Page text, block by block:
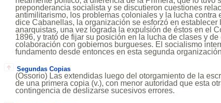
preponderancia socialista y se discutieron cuestiones
antimilitarismo, los problemas coloniales y la lucha contra
dice Cabanellas, la organización se esforzó en
anarquistas, una vez lograda la expulsión de éstos en el
1896, y trató de fijar su posición en la lucha de clases y
colaboración con gobiernos burgueses. El socialismo
fundamento desde entonces en esta segunda
Segundas Copias
(Ossorio) Las extendidas luego del otorgamiento de la
de una primera copia (v.), con menor autoridad que esta
contingencia de deslizarse sucesivos errores.